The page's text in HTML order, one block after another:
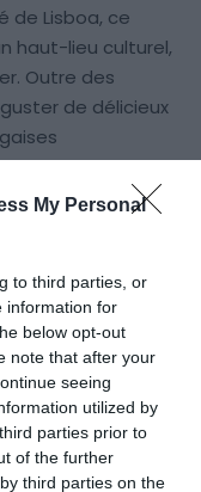
My Personal
to third parties, or
information for
below opt-out
note that after your
seeing
utilized by
parties prior to
of the further
third parties on the
de Lisboa, ce
haut-lieu culturel,
Outre des
de délicieux
des concerts,
et bien d’autres
authentique, avec
tamisée et de
Sé est assurément
de fado à